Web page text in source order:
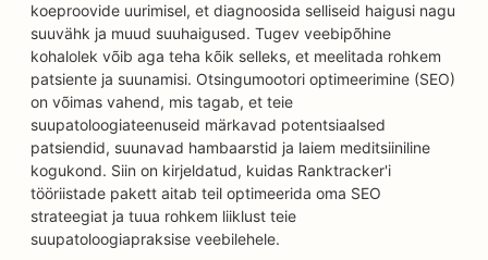
koeproovide uurimisel, et diagnoosida selliseid haigusi nagu
suuvähk ja muud suuhaigused. Tugev veebipõhine
kohalolek võib aga teha kõik selleks, et meelitada rohkem
patsiente ja suunamisi. Otsingumootori optimeerimine (SEO)
on võimas vahend, mis tagab, et teie
suupatoloogiateenuseid märkavad potentsiaalsed
patsiendid, suunavad hambaarstid ja laiem meditsiiniline
kogukond. Siin on kirjeldatud, kuidas Ranktracker'i
tööriistade pakett aitab teil optimeerida oma SEO
strateegiat ja tuua rohkem liiklust teie
suupatoloogiapraksise veebilehele.